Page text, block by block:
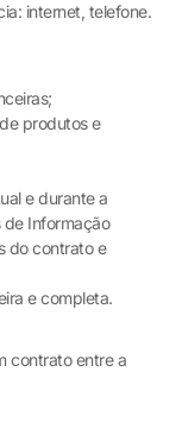
internet, telefone.
produtos e
e durante a
de Informação
do contrato e
e completa.
contrato entre a